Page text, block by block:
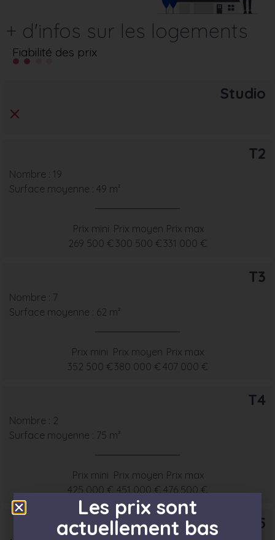
+ d'infos sur les logements
Fiabilité des prix
Studio
T2
Nombre : 19
Surface moyenne : 49 m²
Prix mini
269 500 €
Prix moyen
300 500 €
Prix max
331 000 €
T3
Nombre : 7
Surface moyenne : 62 m²
Prix mini
352 500 €
Prix moyen
380 000 €
Prix max
407 000 €
T4
Nombre : 2
Surface moyenne : 75 m²
Prix mini
425 000 €
Prix moyen
451 000 €
Prix max
476 500 €
T5
Les prix sont
actuellement bas